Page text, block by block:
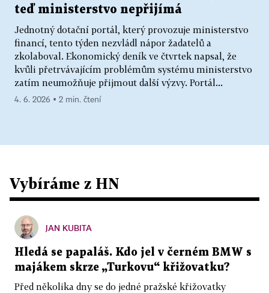
teď ministerstvo nepřijímá
Jednotný dotační portál, který provozuje ministerstvo
financí, tento týden nezvládl nápor žadatelů a
zkolaboval. Ekonomický deník ve čtvrtek napsal, že
kvůli přetrvávajícím problémům systému ministerstvo
zatím neumožňuje přijmout další výzvy. Portál...
4. 6. 2026 ▪ 2 min. čtení
Vybíráme z HN
JAN KUBITA
Hledá se papaláš. Kdo jel v černém BMW s
majákem skrze „Turkovu“ křižovatku?
Před několika dny se do jedné pražské křižovatky